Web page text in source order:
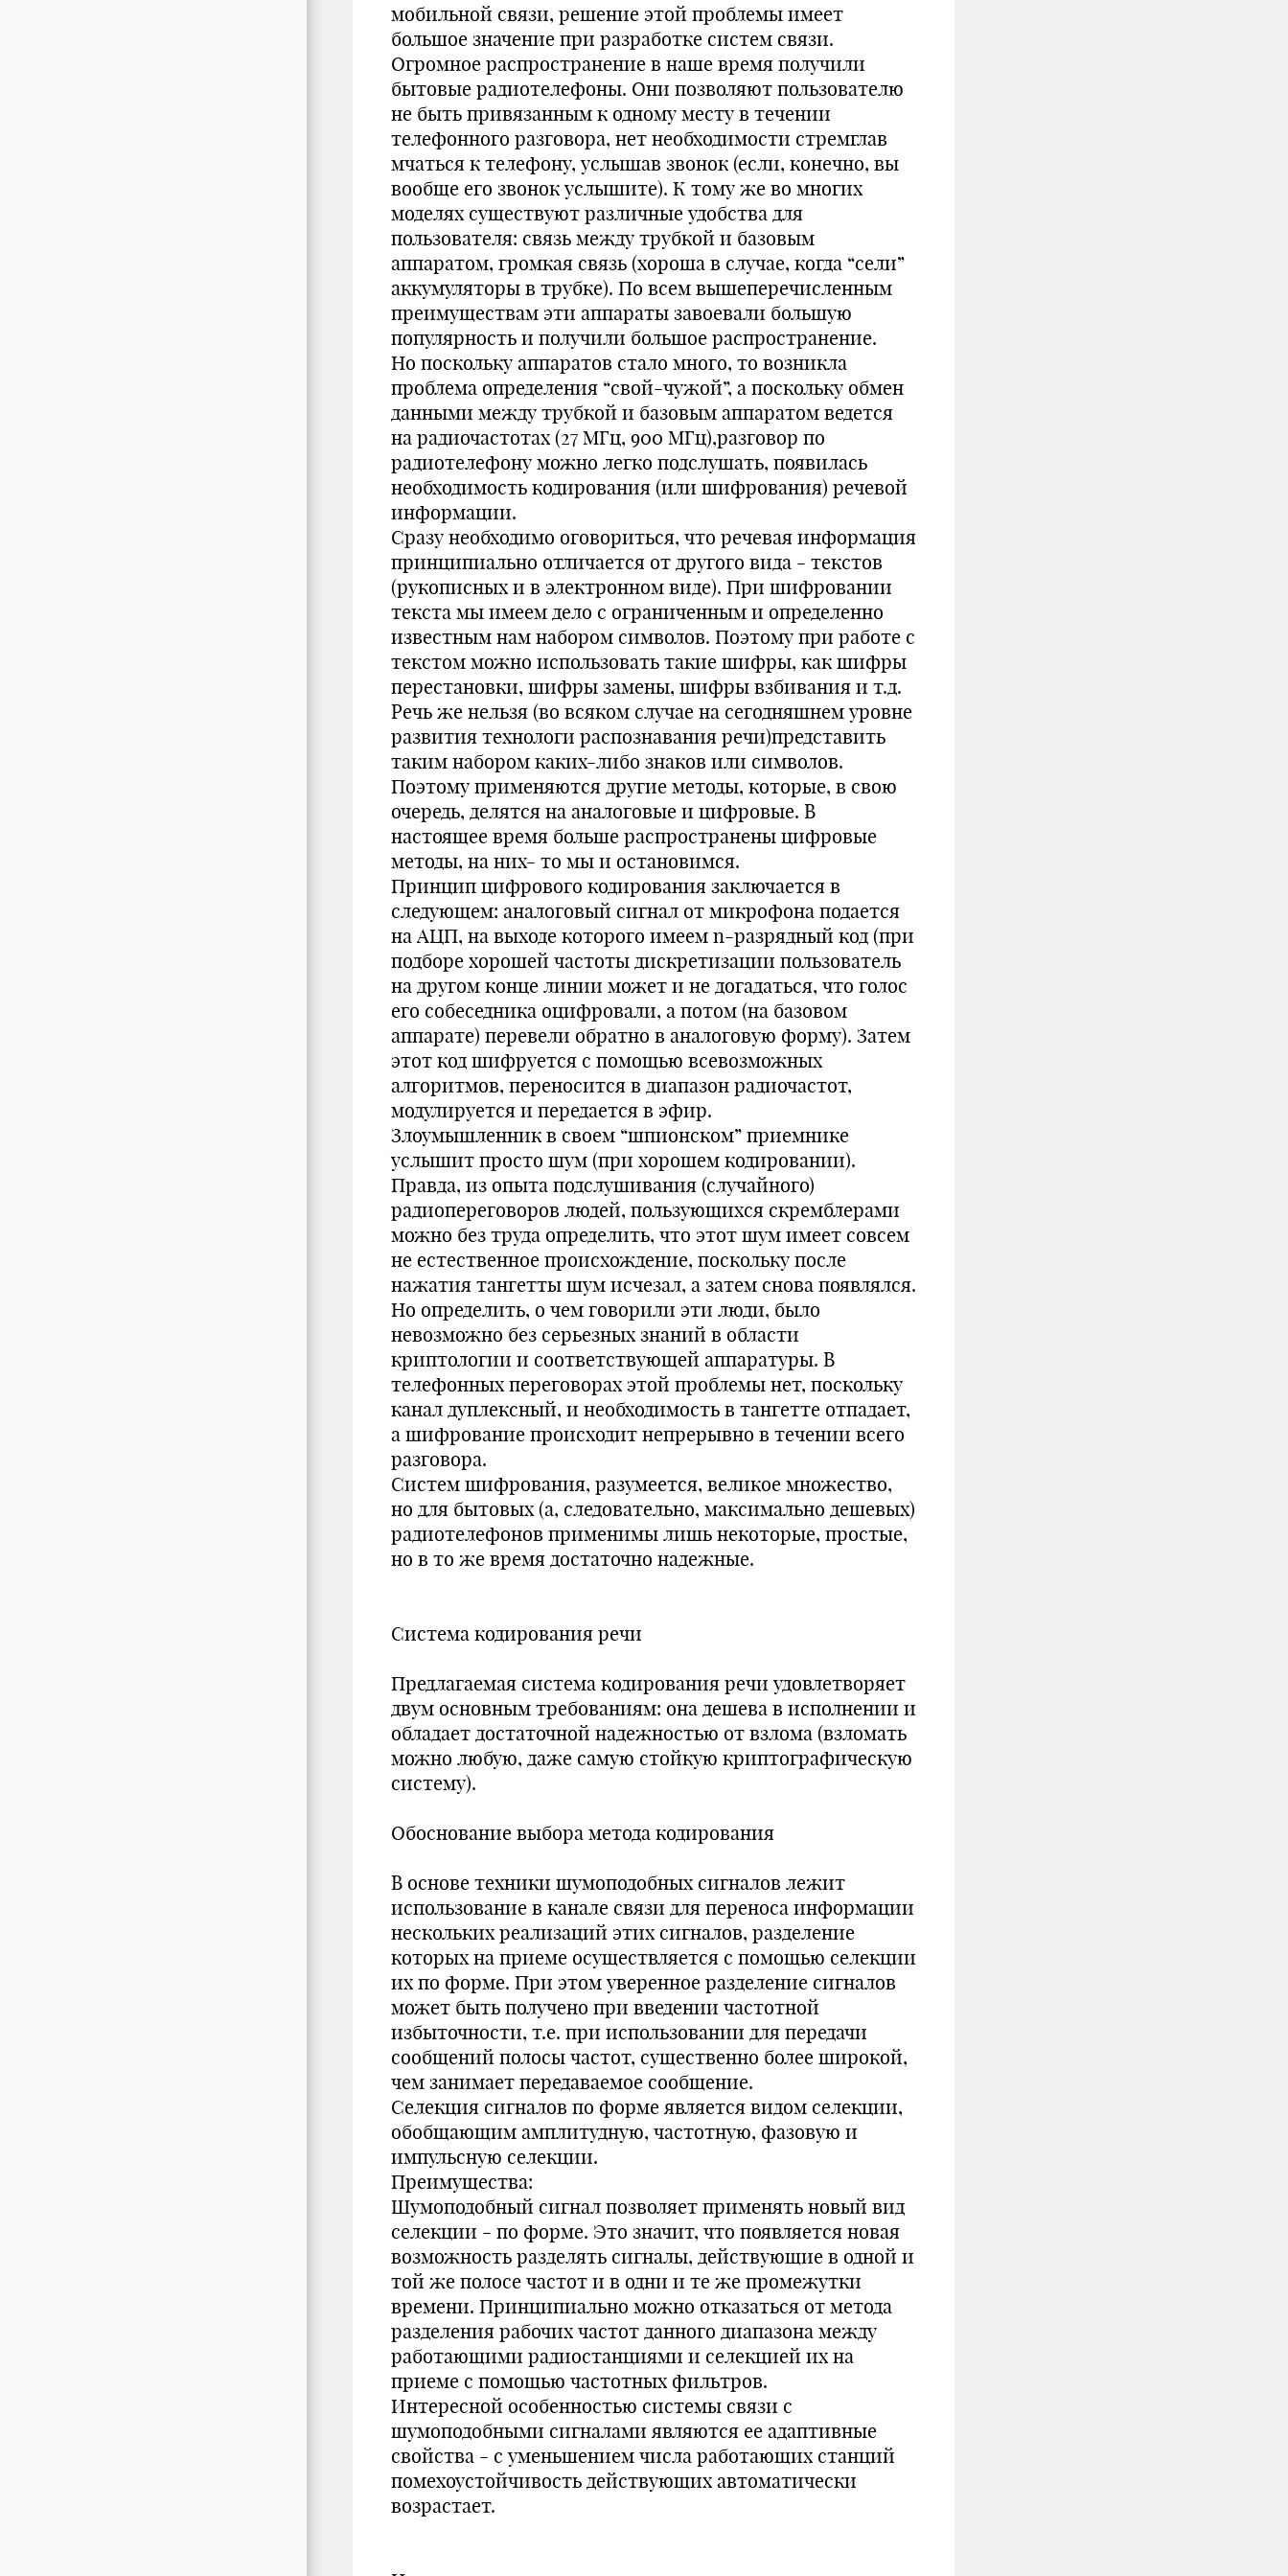
мобильной связи, решение этой проблемы имеет
большое значение при разработке систем связи.
Огромное распространение в наше время получили
бытовые радиотелефоны. Они позволяют пользователю
не быть привязанным к одному месту в течении
телефонного разговора, нет необходимости стремглав
мчаться к телефону, услышав звонок (если, конечно, вы
вообще его звонок услышите). К тому же во многих
моделях существуют различные удобства для
пользователя: связь между трубкой и базовым
аппаратом, громкая связь (хороша в случае, когда “сели”
аккумуляторы в трубке). По всем вышеперечисленным
преимуществам эти аппараты завоевали большую
популярность и получили большое распространение.
Но поскольку аппаратов стало много, то возникла
проблема определения “свой-чужой”, а поскольку обмен
данными между трубкой и базовым аппаратом ведется
на радиочастотах (27 МГц, 900 МГц),разговор по
радиотелефону можно легко подслушать, появилась
необходимость кодирования (или шифрования) речевой
информации.
Сразу необходимо оговориться, что речевая информация
принципиально отличается от другого вида - текстов
(рукописных и в электронном виде). При шифровании
текста мы имеем дело с ограниченным и определенно
известным нам набором символов. Поэтому при работе с
текстом можно использовать такие шифры, как шифры
перестановки, шифры замены, шифры взбивания и т.д.
Речь же нельзя (во всяком случае на сегодняшнем уровне
развития технологи распознавания речи)представить
таким набором каких-либо знаков или символов.
Поэтому применяются другие методы, которые, в свою
очередь, делятся на аналоговые и цифровые. В
настоящее время больше распространены цифровые
методы, на них- то мы и остановимся.
Принцип цифрового кодирования заключается в
следующем: аналоговый сигнал от микрофона подается
на АЦП, на выходе которого имеем n-разрядный код (при
подборе хорошей частоты дискретизации пользователь
на другом конце линии может и не догадаться, что голос
его собеседника оцифровали, а потом (на базовом
аппарате) перевели обратно в аналоговую форму). Затем
этот код шифруется с помощью всевозможных
алгоритмов, переносится в диапазон радиочастот,
модулируется и передается в эфир.
Злоумышленник в своем “шпионском” приемнике
услышит просто шум (при хорошем кодировании).
Правда, из опыта подслушивания (случайного)
радиопереговоров людей, пользующихся скремблерами
можно без труда определить, что этот шум имеет совсем
не естественное происхождение, поскольку после
нажатия тангетты шум исчезал, а затем снова появлялся.
Но определить, о чем говорили эти люди, было
невозможно без серьезных знаний в области
криптологии и соответствующей аппаратуры. В
телефонных переговорах этой проблемы нет, поскольку
канал дуплексный, и необходимость в тангетте отпадает,
а шифрование происходит непрерывно в течении всего
разговора.
Систем шифрования, разумеется, великое множество,
но для бытовых (а, следовательно, максимально дешевых)
радиотелефонов применимы лишь некоторые, простые,
но в то же время достаточно надежные.
Система кодирования речи
Предлагаемая система кодирования речи удовлетворяет
двум основным требованиям: она дешева в исполнении и
обладает достаточной надежностью от взлома (взломать
можно любую, даже самую стойкую криптографическую
систему).
Обоснование выбора метода кодирования
В основе техники шумоподобных сигналов лежит
использование в канале связи для переноса информации
нескольких реализаций этих сигналов, разделение
которых на приеме осуществляется с помощью селекции
их по форме. При этом уверенное разделение сигналов
может быть получено при введении частотной
избыточности, т.е. при использовании для передачи
сообщений полосы частот, существенно более широкой,
чем занимает передаваемое сообщение.
Селекция сигналов по форме является видом селекции,
обобщающим амплитудную, частотную, фазовую и
импульсную селекции.
Преимущества:
Шумоподобный сигнал позволяет применять новый вид
селекции - по форме. Это значит, что появляется новая
возможность разделять сигналы, действующие в одной и
той же полосе частот и в одни и те же промежутки
времени. Принципиально можно отказаться от метода
разделения рабочих частот данного диапазона между
работающими радиостанциями и селекцией их на
приеме с помощью частотных фильтров.
Интересной особенностью системы связи с
шумоподобными сигналами являются ее адаптивные
свойства - с уменьшением числа работающих станций
помехоустойчивость действующих автоматически
возрастает.